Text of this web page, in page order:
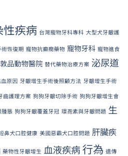
性疾病 台灣寵物牙科專科 大型犬牙齦護
恢復期 寵物抗癲癇藥物 寵物牙科 寵物進食
敦品動物醫院 替代藥物治療方案 泌尿道
原因 牙齦增生手術後照顧方法 牙齦增生手術
齒護理方案 狗狗牙齦切除手術 狗狗牙齦增生會
脹 狗狗牙齦覆蓋牙冠 環孢素與牙齦問題 生
鼻犬口腔健康 美國惡霸犬口腔問題 肝臟疾
藥物性牙齦增生 血液疾病行為 遺傳